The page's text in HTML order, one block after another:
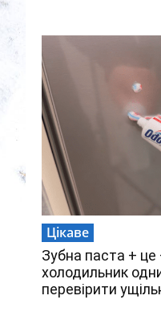
Цікаве
Зубна паста +
холодильник
перевірити